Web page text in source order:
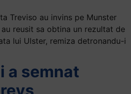
Treviso au invins pe Munster
reusit sa obtina un rezultat de
lui Ulster, remiza detronandu-i
a semnat